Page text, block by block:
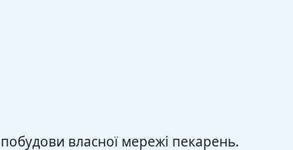
власної мережі пекарень.